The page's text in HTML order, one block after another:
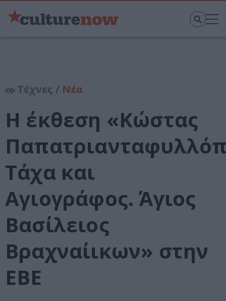
Τέχνες / Νέα
Η έκθεση «Κώστας
Τάχα και
Αγιογράφος. Άγιος
Βασίλειος
Βραχναίικων» στην
ΕΒΕ